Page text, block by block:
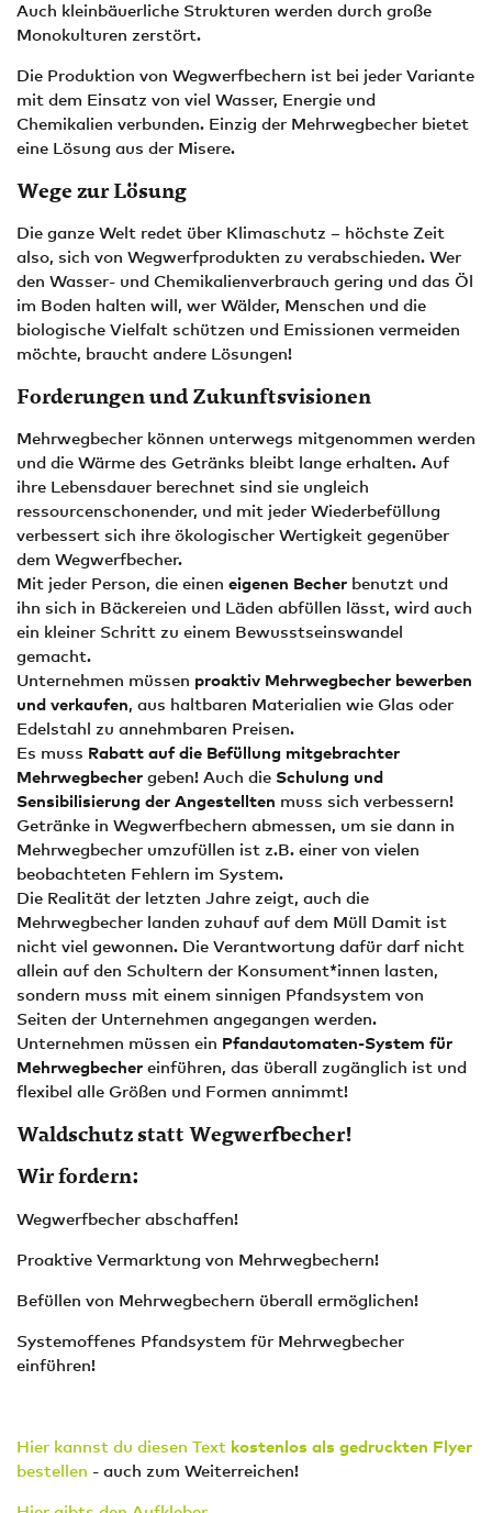
Auch kleinbäuerliche Strukturen werden durch große
Monokulturen zerstört.
Die Produktion von Wegwerfbechern ist bei jeder Variante
mit dem Einsatz von viel Wasser, Energie und
Chemikalien verbunden. Einzig der Mehrwegbecher bietet
eine Lösung aus der Misere.
Wege zur Lösung
Die ganze Welt redet über Klimaschutz – höchste Zeit
also, sich von Wegwerfprodukten zu verabschieden. Wer
den Wasser- und Chemikalienverbrauch gering und das Öl
im Boden halten will, wer Wälder, Menschen und die
biologische Vielfalt schützen und Emissionen vermeiden
möchte, braucht andere Lösungen!
Forderungen und Zukunftsvisionen
Mehrwegbecher können unterwegs mitgenommen werden
und die Wärme des Getränks bleibt lange erhalten. Auf
ihre Lebensdauer berechnet sind sie ungleich
ressourcenschonender, und mit jeder Wiederbefüllung
verbessert sich ihre ökologischer Wertigkeit gegenüber
dem Wegwerfbecher.
Mit jeder Person, die einen eigenen Becher benutzt und
ihn sich in Bäckereien und Läden abfüllen lässt, wird auch
ein kleiner Schritt zu einem Bewusstseinswandel
gemacht.
Unternehmen müssen proaktiv Mehrwegbecher bewerben
und verkaufen, aus haltbaren Materialien wie Glas oder
Edelstahl zu annehmbaren Preisen.
Es muss Rabatt auf die Befüllung mitgebrachter
Mehrwegbecher geben! Auch die Schulung und
Sensibilisierung der Angestellten muss sich verbessern!
Getränke in Wegwerfbechern abmessen, um sie dann in
Mehrwegbecher umzufüllen ist z.B. einer von vielen
beobachteten Fehlern im System.
Die Realität der letzten Jahre zeigt, auch die
Mehrwegbecher landen zuhauf auf dem Müll Damit ist
nicht viel gewonnen. Die Verantwortung dafür darf nicht
allein auf den Schultern der Konsument*innen lasten,
sondern muss mit einem sinnigen Pfandsystem von
Seiten der Unternehmen angegangen werden.
Unternehmen müssen ein Pfandautomaten-System für
Mehrwegbecher einführen, das überall zugänglich ist und
flexibel alle Größen und Formen annimmt!
Waldschutz statt Wegwerfbecher!
Wir fordern:
Wegwerfbecher abschaffen!
Proaktive Vermarktung von Mehrwegbechern!
Befüllen von Mehrwegbechern überall ermöglichen!
Systemoffenes Pfandsystem für Mehrwegbecher
einführen!
Hier kannst du diesen Text kostenlos als gedruckten Flyer
bestellen - auch zum Weiterreichen!